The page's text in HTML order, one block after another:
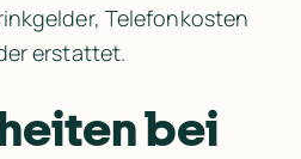
Telefonkosten
erstattet.
bei